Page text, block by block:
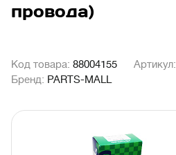
провода)
Код товара: 88004155 Артикул:
Бренд: PARTS-MALL